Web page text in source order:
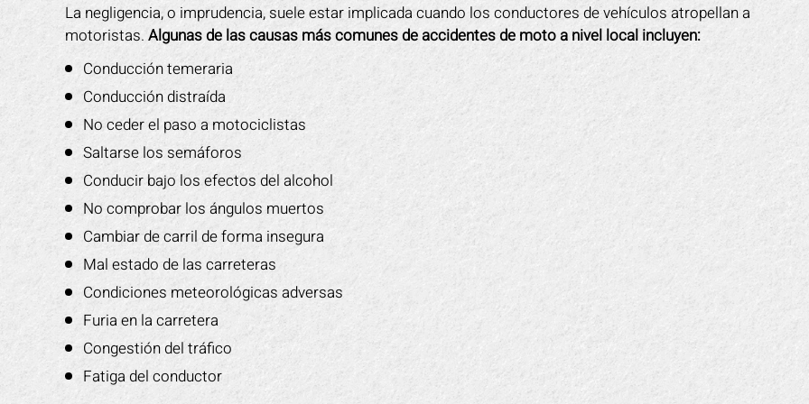
La negligencia, o imprudencia, suele estar implicada cuando los conductores de vehículos atropellan a
motoristas. Algunas de las causas más comunes de accidentes de moto a nivel local incluyen:
Conducción temeraria
Conducción distraída
No ceder el paso a motociclistas
Saltarse los semáforos
Conducir bajo los efectos del alcohol
No comprobar los ángulos muertos
Cambiar de carril de forma insegura
Mal estado de las carreteras
Condiciones meteorológicas adversas
Furia en la carretera
Congestión del tráfico
Fatiga del conductor
otro abogado
Sr. Gonzales.
L.
entender. El estaba disponible para
mi cuando tenia alguna
preocupación. Su personal me hizo
sentir como si fuera de la familia. Yo
recomiendo a Mark a cualquiera que
necesite ayuda legal.
ROBERT R.
lesionado. Mark lucho por mi y me
dio tranquilidad. Me sentí como si
tuviera un ejército de mi lado ya que
su personal trabajó incansablemente
para mí. Ellos sacaron a la compañía
de seguros de mi espalda y me
ayudaron a volver a mis pies más
rápido de lo que esperaba.
APRIL F.
estaba dañado y fue la
caída. Intentó hacerse
víctima de una estafa. Mark
a eso muy rápido. Tomó el
de todo por mí. Me ayudó a
pagaran los gastos
indemnización por el
en el trabajo.
DOTTIE F.